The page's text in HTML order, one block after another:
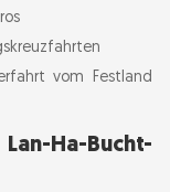
vom Festland
Ha-Bucht-